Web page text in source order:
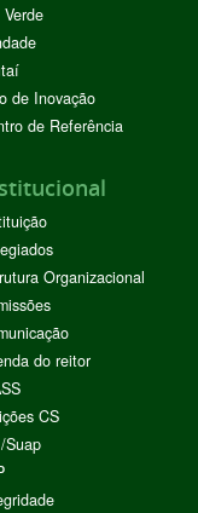
de Inovação
de Referência
Organizacional
do reitor
CS
Suap